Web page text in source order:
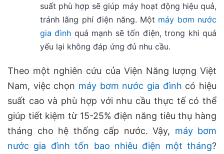
suất phù hợp sẽ giúp máy hoạt động hiệu quả,
tránh lãng phí điện năng. Một máy bơm nước
gia đình quá mạnh sẽ tốn điện, trong khi quá
yếu lại không đáp ứng đủ nhu cầu.
Theo một nghiên cứu của Viện Năng lượng Việt
Nam, việc chọn máy bơm nước gia đình có hiệu
suất cao và phù hợp với nhu cầu thực tế có thể
giúp tiết kiệm từ 15-25% điện năng tiêu thụ hàng
tháng cho hệ thống cấp nước. Vậy, máy bơm
nước gia đình tốn bao nhiêu điện một tháng?